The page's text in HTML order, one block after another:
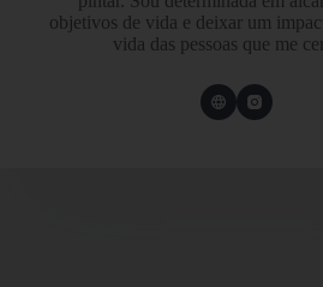
objetivos de vida e deixar um
vida das pessoas que me